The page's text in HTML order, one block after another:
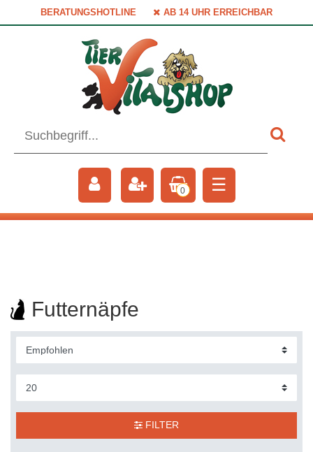
BERATUNGSHOTLINE AB 14 UHR ERREICHBAR
0 ☰
Futternäpfe
FILTER